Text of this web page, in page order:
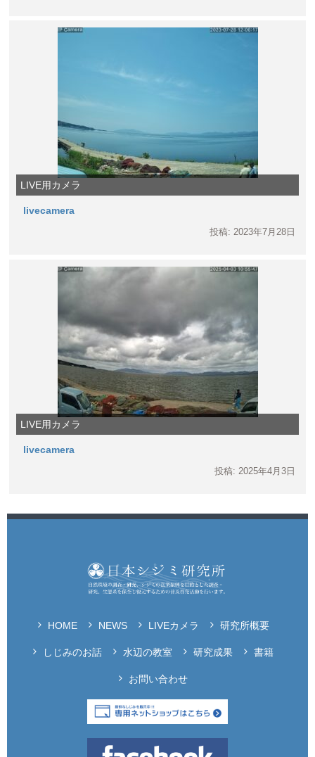
LIVE用カメラ
livecamera
投稿: 2023年7月28日
LIVE用カメラ
livecamera
投稿: 2025年4月3日
HOME NEWS LIVEカメラ 研究所概要
しじみのお話 水辺の教室 研究成果 書籍
お問い合わせ